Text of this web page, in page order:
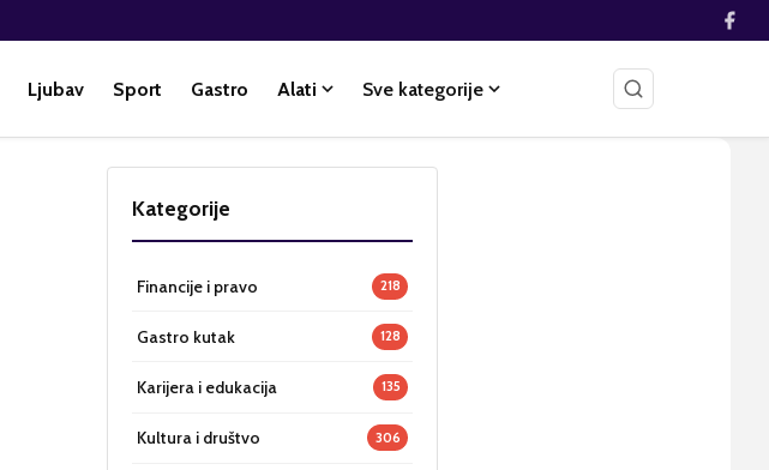
Ljubav Sport Gastro Alati Sve kategorije
Kategorije
Financije i pravo 218
Gastro kutak 128
Karijera i edukacija 135
Kultura i društvo 306